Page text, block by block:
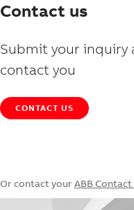
Contact us
Submit your inquiry
contact you
CONTACT US
Or contact your ABB